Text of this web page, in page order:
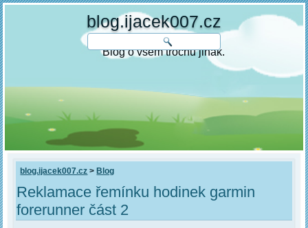
blog.ijacek007.cz
Blog o všem trochu jinak.
blog.ijacek007.cz > Blog
Reklamace řemínku hodinek garmin
forerunner část 2